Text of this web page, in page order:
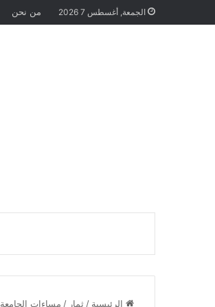
الجمعة, أغسطس 7 2026 من نحن
الرئيسية / ثمار / مساءات الجامعة